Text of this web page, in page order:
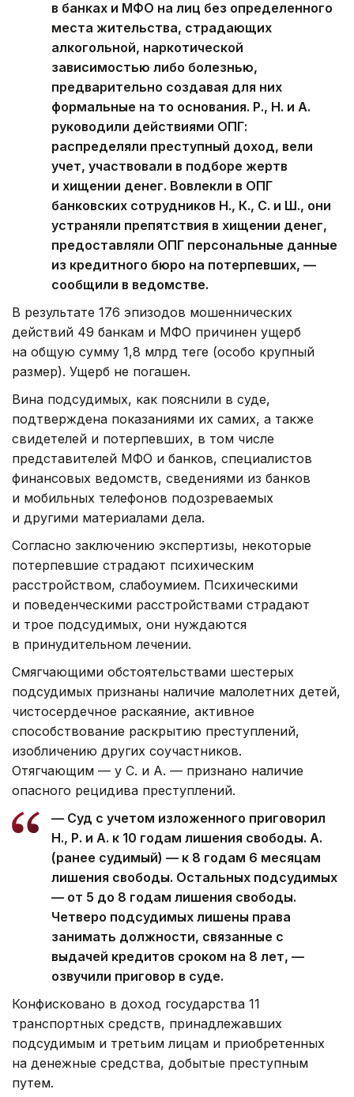
в банках и МФО на лиц без определенного
места жительства, страдающих
алкогольной, наркотической
зависимостью либо болезнью,
предварительно создавая для них
формальные на то основания. Р., Н. и А.
руководили действиями ОПГ:
распределяли преступный доход, вели
учет, участвовали в подборе жертв
и хищении денег. Вовлекли в ОПГ
банковских сотрудников Н., К., С. и Ш., они
устраняли препятствия в хищении денег,
предоставляли ОПГ персональные данные
из кредитного бюро на потерпевших, —
сообщили в ведомстве.
В результате 176 эпизодов мошеннических
действий 49 банкам и МФО причинен ущерб
на общую сумму 1,8 млрд теңге (особо крупный
размер). Ущерб не погашен.
Вина подсудимых, как пояснили в суде,
подтверждена показаниями их самих, а также
свидетелей и потерпевших, в том числе
представителей МФО и банков, специалистов
финансовых ведомств, сведениями из банков
и мобильных телефонов подозреваемых
и другими материалами дела.
Согласно заключению экспертизы, некоторые
потерпевшие страдают психическим
расстройством, слабоумием. Психическими
и поведенческими расстройствами страдают
и трое подсудимых, они нуждаются
в принудительном лечении.
Смягчающими обстоятельствами шестерых
подсудимых признаны наличие малолетних детей,
чистосердечное раскаяние, активное
способствование раскрытию преступлений,
изобличению других соучастников.
Отягчающим — у С. и А. — признано наличие
опасного рецидива преступлений.
— Суд c учетом изложенного приговорил
Н., Р. и А. к 10 годам лишения свободы. А.
(ранее судимый) — к 8 годам 6 месяцам
лишения свободы. Остальных подсудимых
— от 5 до 8 годам лишения свободы.
Четверо подсудимых лишены права
занимать должности, связанные с
выдачей кредитов сроком на 8 лет, —
озвучили приговор в суде.
Конфисковано в доход государства 11
транспортных средств, принадлежавших
подсудимым и третьим лицам и приобретенных
на денежные средства, добытые преступным
путем.